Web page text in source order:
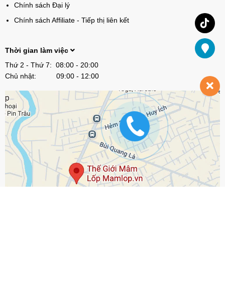
Chính sách Đại lý
Chính sách Affiliate - Tiếp thị liên kết
Thời gian làm việc
Thứ 2 - Thứ 7: 08:00 - 20:00
Chủ nhật: 09:00 - 12:00